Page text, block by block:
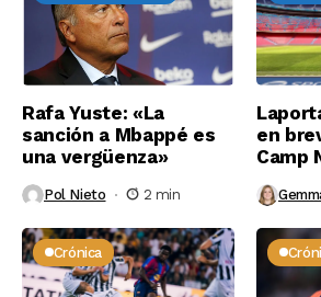
Rafa Yuste: «La
sanción a Mbappé es
una vergüenza»
Pol Nieto 2 min
en
Camp
Crónica